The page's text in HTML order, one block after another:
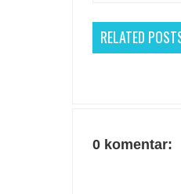
RELATED
0 komentar: